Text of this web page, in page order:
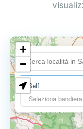
Self
Seleziona bandiera
+
−